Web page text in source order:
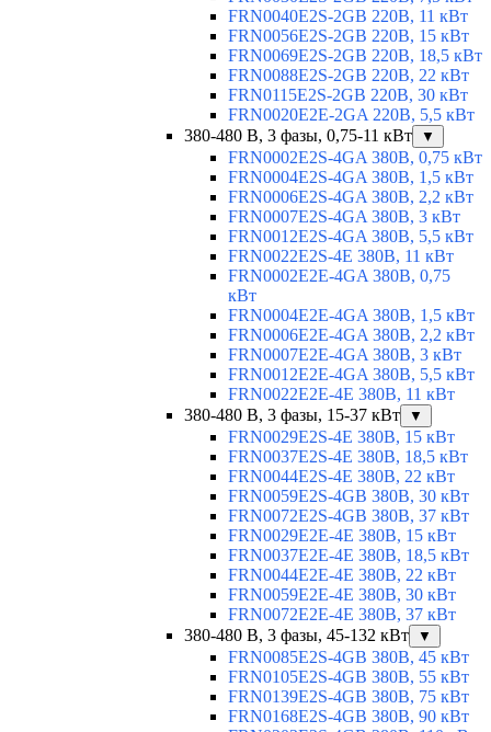
FRN0040E2S-2GB 220В, 11 кВт
FRN0056E2S-2GB 220В, 15 кВт
FRN0069E2S-2GB 220В, 18,5 кВт
FRN0088E2S-2GB 220В, 22 кВт
FRN0115E2S-2GB 220В, 30 кВт
FRN0020E2E-2GA 220В, 5,5 кВт
380-480 В, 3 фазы, 0,75-11 кВт
▼
FRN0002E2S-4GA 380В, 0,75 кВт
FRN0004E2S-4GA 380В, 1,5 кВт
FRN0006E2S-4GA 380В, 2,2 кВт
FRN0007E2S-4GA 380В, 3 кВт
FRN0012E2S-4GA 380В, 5,5 кВт
FRN0022E2S-4E 380В, 11 кВт
FRN0002E2E-4GA 380В, 0,75
кВт
FRN0004E2E-4GA 380В, 1,5 кВт
FRN0006E2E-4GA 380В, 2,2 кВт
FRN0007E2E-4GA 380В, 3 кВт
FRN0012E2E-4GA 380В, 5,5 кВт
FRN0022E2E-4E 380В, 11 кВт
380-480 В, 3 фазы, 15-37 кВт
▼
FRN0029E2S-4E 380В, 15 кВт
FRN0037E2S-4E 380В, 18,5 кВт
FRN0044E2S-4E 380В, 22 кВт
FRN0059E2S-4GB 380В, 30 кВт
FRN0072E2S-4GB 380В, 37 кВт
FRN0029E2E-4E 380В, 15 кВт
FRN0037E2E-4E 380В, 18,5 кВт
FRN0044E2E-4E 380В, 22 кВт
FRN0059E2E-4E 380В, 30 кВт
FRN0072E2E-4E 380В, 37 кВт
380-480 В, 3 фазы, 45-132 кВт
▼
FRN0085E2S-4GB 380В, 45 кВт
FRN0105E2S-4GB 380В, 55 кВт
FRN0139E2S-4GB 380В, 75 кВт
FRN0168E2S-4GB 380В, 90 кВт